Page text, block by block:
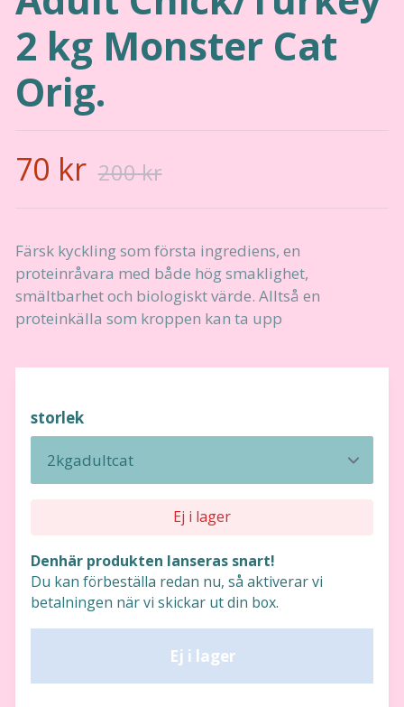
2 kg Monster Cat
Orig.
70 kr 200 kr
Färsk kyckling som första ingrediens, en
proteinråvara med både hög smaklighet,
smältbarhet och biologiskt värde. Alltså en
proteinkälla som kroppen kan ta upp
storlek
Ej i lager
Denhär produkten lanseras snart!
Du kan förbeställa redan nu, så aktiverar vi
betalningen när vi skickar ut din box.
Ej i lager